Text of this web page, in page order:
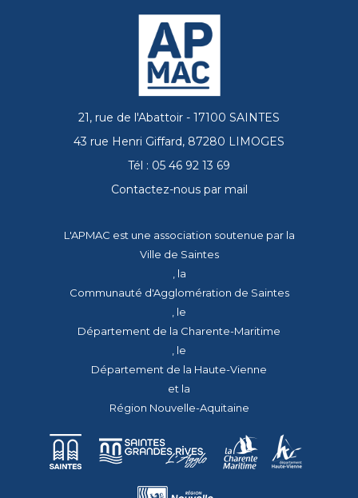
21, rue de l'Abattoir - 17100 SAINTES
43 rue Henri Giffard, 87280 LIMOGES
Tél : 05 46 92 13 69
Contactez-nous par mail
L'APMAC est une association soutenue par la
Ville de Saintes
, la
Communauté d'Agglomération de Saintes
, le
Département de la Charente-Maritime
, le
Département de la Haute-Vienne
et la
Région Nouvelle-Aquitaine